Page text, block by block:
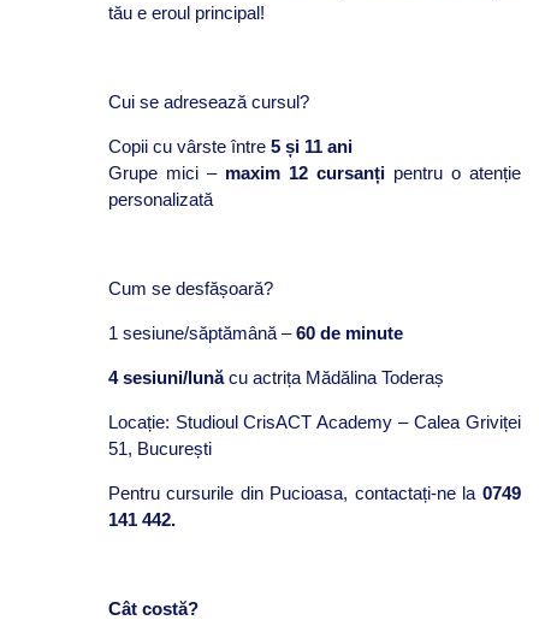
tău e eroul principal!
Cui se adresează cursul?
Copii cu vârste între 5 și 11 ani
Grupe mici – maxim 12 cursanțipentru o atenție
personalizată
Cum se desfășoară?
1 sesiune/săptămână –60 de minute
4 sesiuni/lunăcu actrița Mădălina Toderaș
Locație: Studioul CrisACT Academy – Calea Griviței
51, București
Pentru cursurile din Pucioasa, contactați-ne la 0749
141 442.
Cât costă?